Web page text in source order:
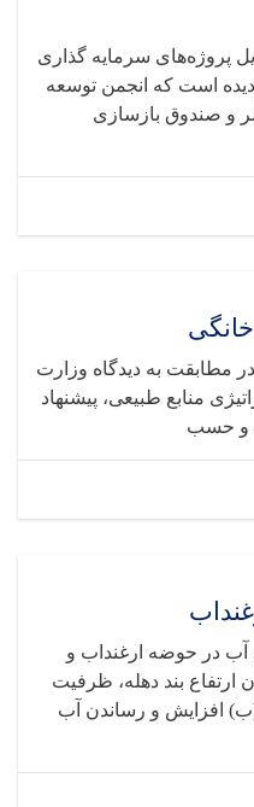
پروژه‌های سرمایه گذاری
است که انجمن توسعه
25 میلیون دالر و صندوق بازسازی
مطابقت به دیدگاه وزارت
منابع طبیعی، پیشنهاد
و حسب
آب در حوضه ارغنداب و
ارتفاع بند دهله، ظرفیت
(ب) افزایش و رساندن آب